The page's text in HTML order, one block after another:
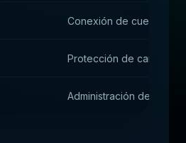
Conexión de cuentas
Protección de
Administración de